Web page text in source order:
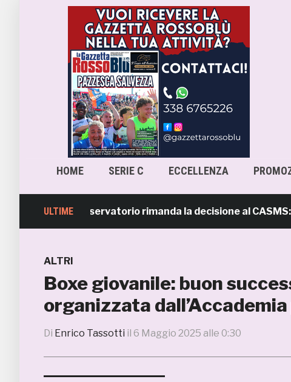
HOME SERIE C ECCELLENZA
ULTIME
Samb, l’Osservatorio rimanda la decisione al CASMS:
ALTRI
Boxe giovanile: buon
organizzata
Di Enrico Tassotti il 6 Maggio 2025 alle 0:30